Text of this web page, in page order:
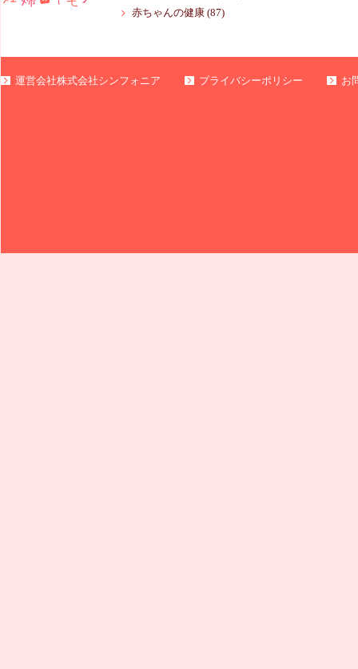
赤ちゃんの健康 (87)
運営会社株式会社シンフォニア プライバシーポリシー お